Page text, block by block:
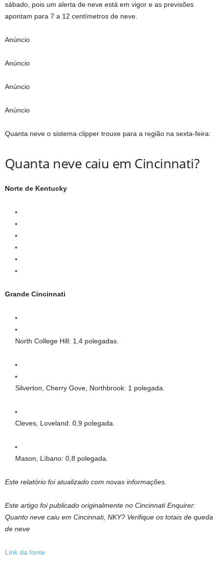
sábado, pois um alerta de neve está em vigor e as previsões
apontam para 7 a 12 centímetros de neve.
Anúncio
Anúncio
Anúncio
Anúncio
Quanta neve o sistema clipper trouxe para a região na sexta-feira:
Quanta neve caiu em Cincinnati?
Norte de Kentucky
Grande Cincinnati
North College Hill: 1,4 polegadas.
Silverton, Cherry Gove, Northbrook: 1 polegada.
Cleves, Loveland: 0,9 polegada.
Mason, Líbano: 0,8 polegada.
Este relatório foi atualizado com novas informações.
Este artigo foi publicado originalmente no Cincinnati Enquirer:
Quanto neve caiu em Cincinnati, NKY? Verifique os totais de queda
de neve
Link da fonte